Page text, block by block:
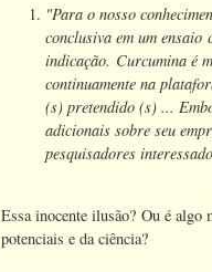
"Para o nosso
conclusiva em um
indicação. Curcumina é
continuamente na
(s) pretendido (s) ...
adicionais sobre seu
pesquisadores
Essa inocente ilusão? Ou é
potenciais e da ciência?